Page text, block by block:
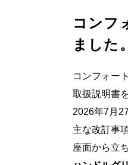
コンフ
ました。
コンフォー
取扱説明書
2026年7月
主な改訂事
座面から立